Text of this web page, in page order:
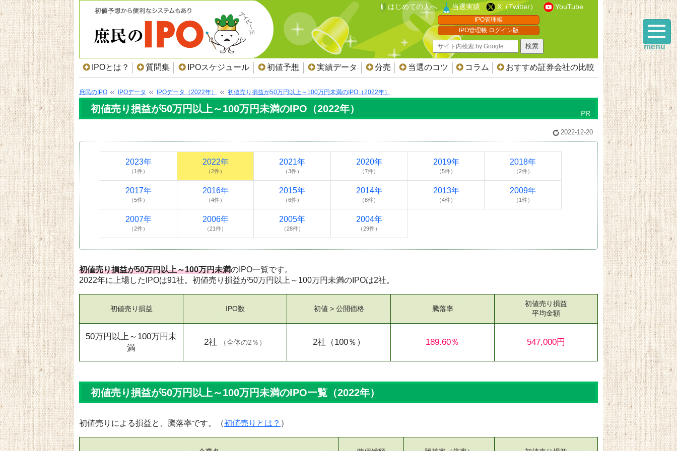
はじめての人へ 当選実績 X（Twitter） YouTube
IPO管理帳
IPO管理帳 ログイン版
IPOとは？ 質問集 IPOスケジュール 初値予想 実績データ 分売 当選のコツ コラム おすすめ証券会社の比較
庶民のIPO IPOデータ IPOデータ（2022年） 初値売り損益が50万円以上～100万円未満のIPO（2022年）
初値売り損益が50万円以上～100万円未満のIPO（2022年）
2022-12-20
2023年
（1件）
2022年
（2件）
2021年
（3件）
2020年
（7件）
2019年
（5件）
2018年
（2件）
2017年
（5件）
2016年
（4件）
2015年
（6件）
2014年
（8件）
2013年
（4件）
2009年
（1件）
2007年
（2件）
2006年
（21件）
2005年
（28件）
2004年
（29件）
初値売り損益が50万円以上～100万円未満のIPO一覧です。
2022年に上場したIPOは91社。初値売り損益が50万円以上～100万円未満のIPOは2社。
初値売り損益
50万円以上～100万円未
満
IPO数
2社 （全体の2％ ）
初値 > 公開価格
2社 （100％）
騰落率
189.60％
初値売り損益
平均金額
547,000円
初値売り損益が50万円以上～100万円未満のIPO一覧（2022年）
初値売りによる損益と、騰落率です。（初値売りとは？ ）
menu